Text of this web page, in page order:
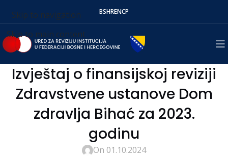
Skip to navigation
Skip to main content
BSHRENСР
Izvještaj o finansijskoj reviziji
Zdravstvene ustanove Dom
zdravlja Bihać za 2023.
godinu
On 01.10.2024